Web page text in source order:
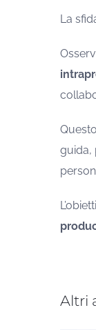
La
Questo
guida,
Altri